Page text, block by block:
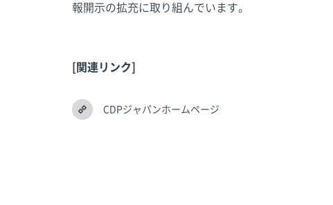
報開示の拡充に取り組んでいます。
[関連リンク]
CDPジャパンホームページ